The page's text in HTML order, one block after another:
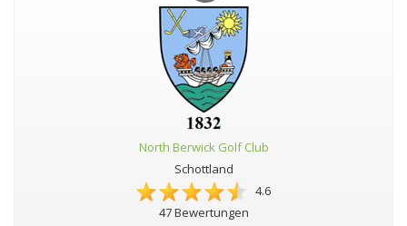
North Berwick Golf Club
Schottland
4.6
47 Bewertungen